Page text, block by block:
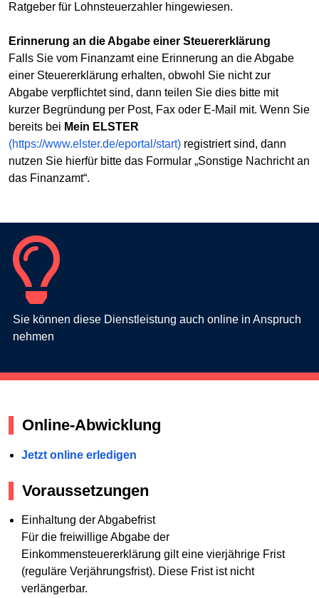
Ratgeber für Lohnsteuerzahler hingewiesen.
Erinnerung an die Abgabe einer Steuererklärung
Falls Sie vom Finanzamt eine Erinnerung an die Abgabe
einer Steuererklärung erhalten, obwohl Sie nicht zur
Abgabe verpflichtet sind, dann teilen Sie dies bitte mit
kurzer Begründung per Post, Fax oder E-Mail mit. Wenn Sie
bereits bei Mein ELSTER
(https://www.elster.de/eportal/start) registriert sind, dann
nutzen Sie hierfür bitte das Formular „Sonstige Nachricht an
das Finanzamt“.
Sie können diese Dienstleistung auch online in Anspruch
nehmen
Online-Abwicklung
Jetzt online erledigen
Voraussetzungen
Einhaltung der Abgabefrist
Für die freiwillige Abgabe der
Einkommensteuererklärung gilt eine vierjährige Frist
(reguläre Verjährungsfrist). Diese Frist ist nicht
verlängerbar.